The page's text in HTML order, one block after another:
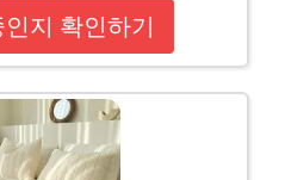
지 확인하기